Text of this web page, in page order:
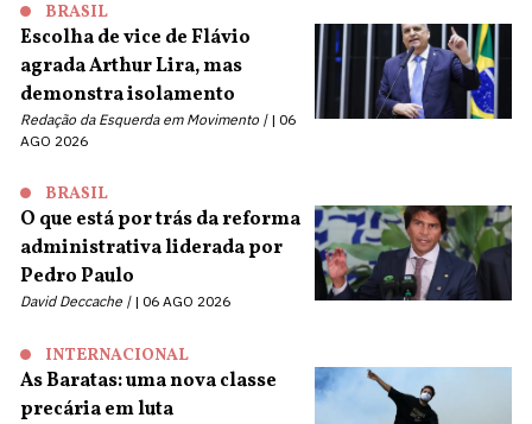
BRASIL
Escolha de vice de Flávio
agrada Arthur Lira, mas
demonstra isolamento
Redação da Esquerda em Movimento |
06
AGO 2026
BRASIL
O que está por trás da reforma
administrativa liderada por
Pedro Paulo
David Deccache | 06 AGO 2026
INTERNACIONAL
As Baratas: uma nova classe
precária em luta